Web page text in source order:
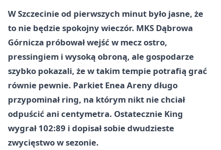
W Szczecinie od pierwszych minut było jasne, że
to nie będzie spokojny wieczór. MKS Dąbrowa
Górnicza próbował wejść w mecz ostro,
pressingiem i wysoką obroną, ale gospodarze
szybko pokazali, że w takim tempie potrafią grać
równie pewnie. Parkiet Enea Areny długo
przypominał ring, na którym nikt nie chciał
odpuścić ani centymetra. Ostatecznie King
wygrał 102:89 i dopisał sobie dwudzieste
zwycięstwo w sezonie.